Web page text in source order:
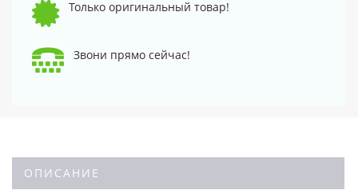
Только оригинальный товар!
Звони прямо сейчас!
ОПИСАНИЕ